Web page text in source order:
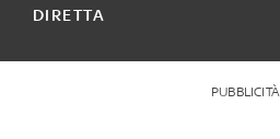
DIRETTA
PUBBLICITÀ